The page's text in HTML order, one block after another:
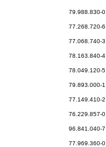
79.988.830-0
77.268.720-6
77.068.740-3
78.163.840-4
78.049.120-5
79.893.000-1
77.149.410-2
76.229.857-0
96.841.040-7
77.969.360-0